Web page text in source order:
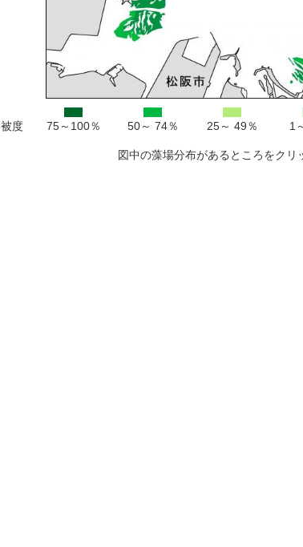
被度 75～100％ 50～ 74％ 25～ 49％ 1
図中の藻場分布があるところをクリ